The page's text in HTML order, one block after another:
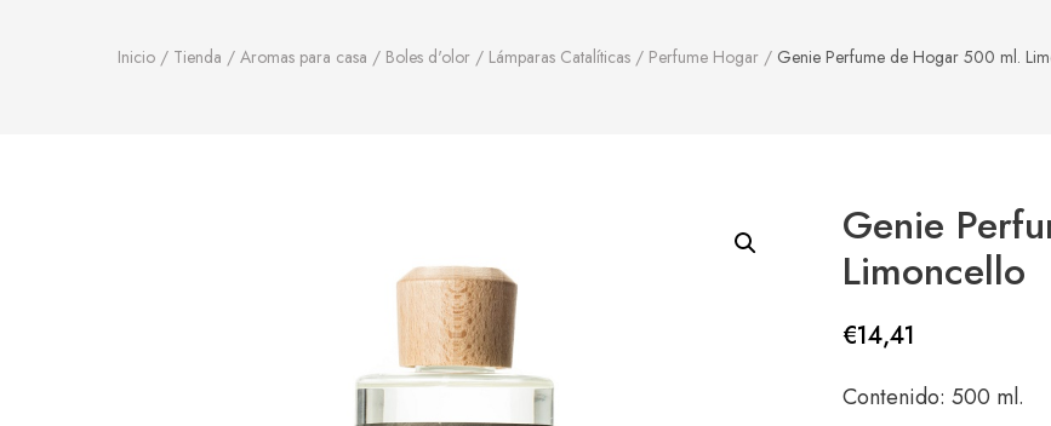
Inicio / Tienda / Aromas para casa / Boles d'olor / Lámparas Catalíticas / Perfume Hogar / Genie Perfume de Hogar 500 ml.
Genie
Limoncello
€14,41
Contenido: 500 ml.